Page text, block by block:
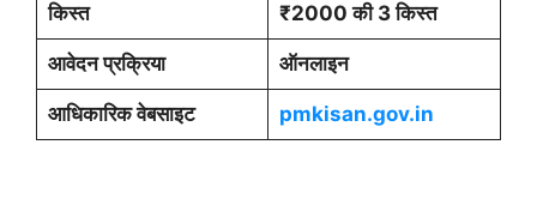
किस्त ₹2000 की 3 किस्त
आवेदन प्रक्रिया ऑनलाइन
आधिकारिक वेबसाइट pmkisan.gov.in